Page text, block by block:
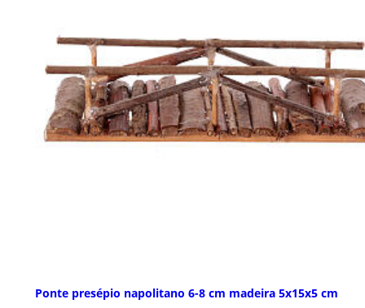
Ponte presépio napolitano 6-8 cm madeira 5x15x5 cm